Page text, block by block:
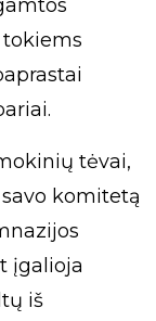
tėvai,
komitetą
įgalioja
iš